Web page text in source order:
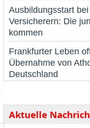
Ausbildungsstart
Versicherern: Die
kommen
Frankfurter Leben
Übernahme von
Deutschland
Aktuelle